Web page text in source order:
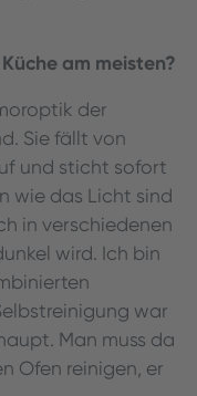
am meisten?
der
Sie fällt von
und sticht sofort
wie das Licht sind
in verschiedenen
wird. Ich bin
war
Man muss da
Ofen reinigen, er